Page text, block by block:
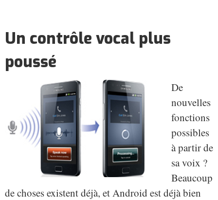
Un contrôle vocal plus
poussé
De
nouvelles
fonctions
possibles
à partir de
sa voix ?
Beaucoup
de choses existent déjà, et Android est déjà bien